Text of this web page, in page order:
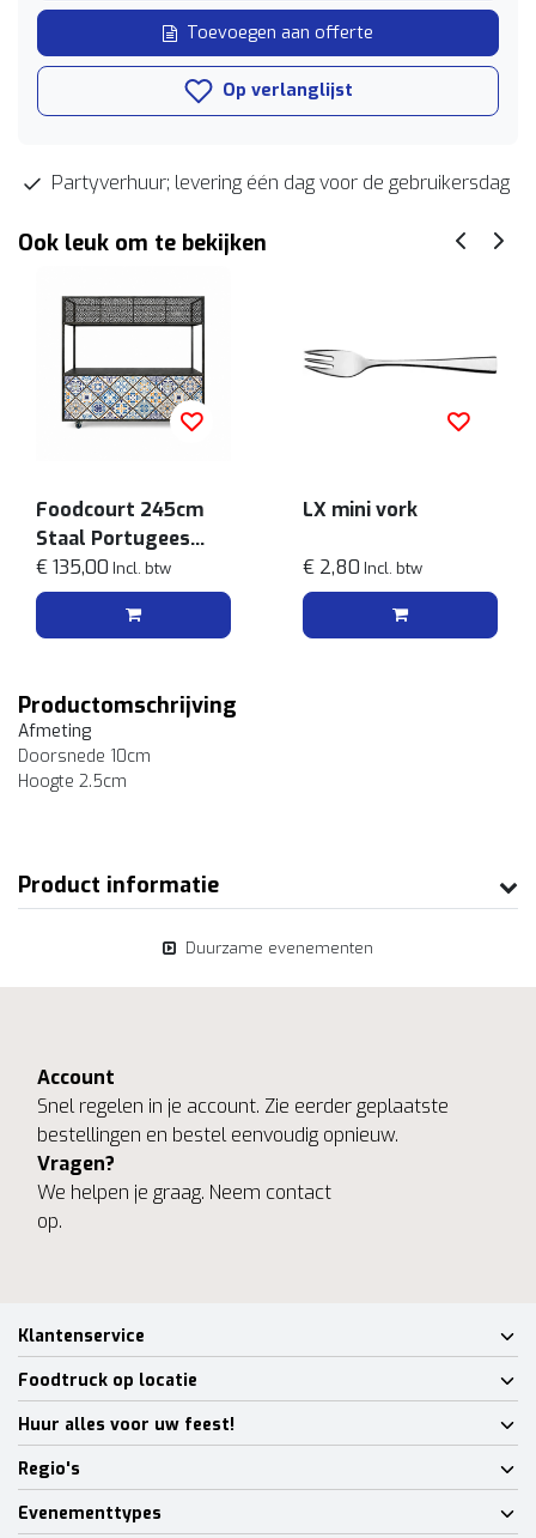
Toevoegen aan offerte
Op verlanglijst
Partyverhuur; levering één dag voor de gebruikersdag
Ook leuk om te bekijken
Foodcourt 245cm
Staal Portugees
tegelmotief
€ 135,00 Incl. btw
LX mini vork
€ 2,80 Incl. btw
Productomschrijving
Afmeting
Doorsnede 10cm
Hoogte 2.5cm
Product informatie
Duurzame evenementen
Account
Snel regelen in je account. Zie eerder geplaatste
bestellingen en bestel eenvoudig opnieuw.
Vragen?
We helpen je graag. Neem contact
op.
Klantenservice
Foodtruck op locatie
Huur alles voor uw feest!
Regio's
Evenementtypes